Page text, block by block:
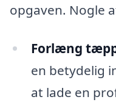
opgaven. Nogle
Forlæng
en betydelig
at lade en